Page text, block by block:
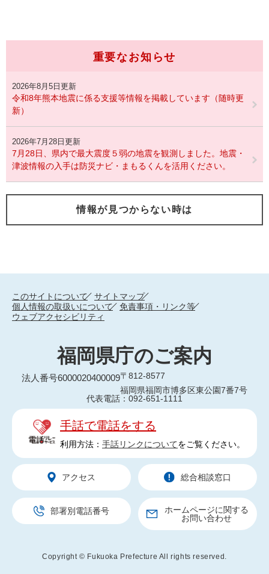
重要なお知らせ
2026年8月5日更新
令和8年熊本地震に係る支援等情報を掲載しています（随時更
新）
2026年7月28日更新
7月28日、県内で最大震度５弱の地震を観測しました。地震・
津波情報の入手は防災ナビ・まもるくんを活用ください。
情報が見つからない時は
このサイトについて
サイトマップ
個人情報の取扱いについて
免責事項・リンク等
ウェブアクセシビリティ
福岡県庁のご案内
法人番号6000020400009〒812-8577
福岡県福岡市博多区東公園7番7号
代表電話：092-651-1111
手話で電話をする
利用方法： 手話リンクについてをご覧ください。
アクセス 総合相談窓口
部署別電話番号
ホームページに関する
お問い合わせ
Copyright © Fukuoka Prefecture All rights reserved.